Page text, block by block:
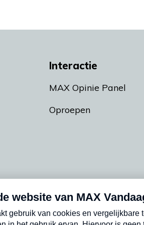
Interactie
MAX Opinie Panel
Oproepen